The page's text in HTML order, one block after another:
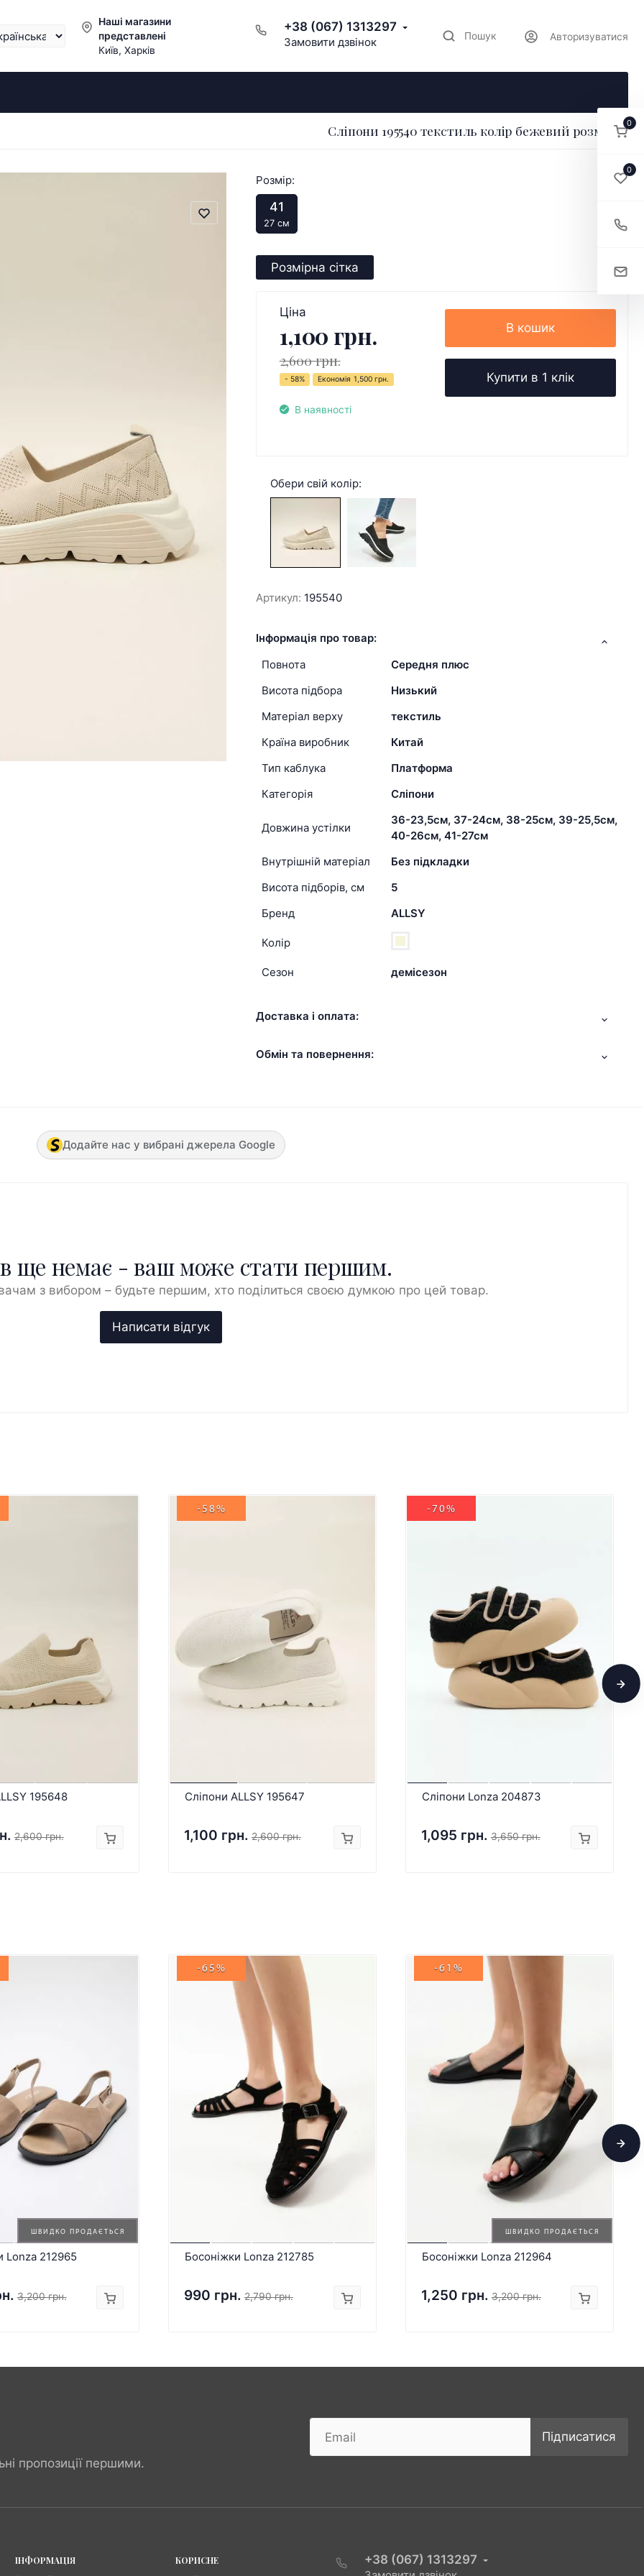
Наші магазини
представлені
Київ, Харків
+38 (067) 1313297
Замовити дзвінок Пошук Авторизуватися
Сліпони 195540 текстиль колір бежевий розмір 41
Розмір:
41
27 см
Розмірна сітка
Ціна
1,100 грн.
2,600 грн.
- 58% Економія 1,500 грн.
В наявності
В кошик
Купити в 1 клік
Обери свій колір:
Артикул: 195540
Інформація про товар:
Повнота
Середня плюс
Висота підбора
Низький
Матеріал верху
текстиль
Країна виробник
Китай
Тип каблука
Платформа
Категорія
Сліпони
Довжина устілки
36-23,5см, 37-24см, 38-25см, 39-25,5см,
40-26см, 41-27см
Внутрішній матеріал
Без підкладки
Висота підборів, см
5
Бренд
ALLSY
Колір
Сезон демісезон
Доставка і оплата:
Обмін та повернення:
Додайте нас у вибрані джерела Google
ще немає - ваш може стати першим.
з вибором – будьте першим, хто поділиться своєю думкою про цей товар.
195648
2,600 грн.
-58%
Сліпони ALLSY 195647
1,100 грн. 2,600 грн.
-70%
Сліпони Lonza 204873
1,095 грн. 3,650 грн.
ШВИДКО ПРОДАЄТЬСЯ
Lonza 212965
3,200 грн.
-65%
Босоніжки Lonza 212785
990 грн. 2,790 грн.
ШВИДКО ПРОДАЄТЬСЯ
-61%
Босоніжки Lonza 212964
1,250 грн. 3,200 грн.
пропозиції першими.
Підписатися
ІНФОРМАЦІЯ
КОРИСНЕ
+38 (067) 1313297
0
0